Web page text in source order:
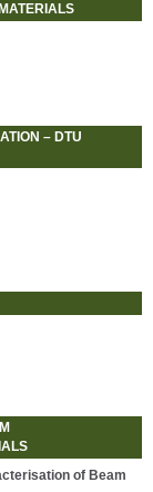
– DTU
of Beam